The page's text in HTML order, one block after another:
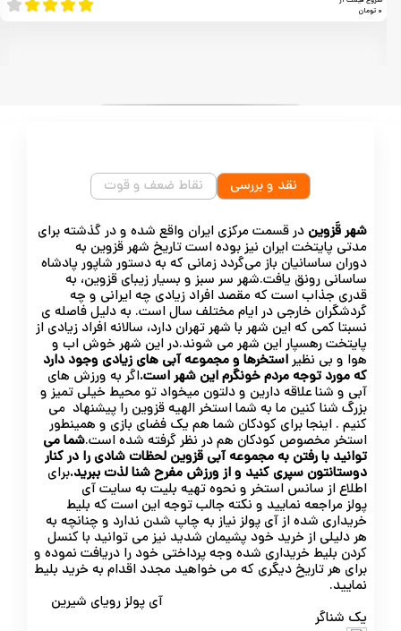
۰ تومان
نقد و بررسی نقاط ضعف و قوت
شهر قَزوین در قسمت مرکزی ایران واقع شده و در گذشته برای
مدتی پایتخت ایران نیز بوده‌ است تاریخ شهر قزوین به
دوران ساسانیان باز می‌گردد زمانی که به دستور شاپورپادشاه
ساسانی رونق یافت.شهر سر سبز و بسیار زیبای قزوین، به
قدری جذاب است که مقصد افراد زیادی چه ایرانی و چه
گردشگران خارجی در ایام مختلف سال است. به دلیل فاصله ی
نسبتا کمی که این شهر با شهر تهران دارد، سالانه افراد زیادی از
پایتخت رهسپار این شهر می شوند.در این شهر خوش اب و
هوا و بی نظیراستخرها و مجموعه آبی های زیادی وجود دارد
که مورد توجه مردم خونگرم این شهر است.اگر به ورزش های
آبی و شنا علاقه دارین و دلتون میخواد تو محیط خیلی تمیز و
بزرگ شنا کنین ما به شما استخر الهیه قزوین را پیشنهاد می
کنیم . اینجا برای کودکان شما هم یک فضای بازی و همینطور
استخر مخصوص کودکان هم در نظر گرفته شده است.شما می
توانید با رفتن به مجموعه آبی قزوین لحظات شادی را در کنار
دوستانتون سپری کنید و از ورزش مفرح شنا لذت ببرید.برای
اطلاع از سانس استخر و نحوه تهیه بلیت به سایت آی
پولز مراجعه نمایید و نکته جالب توجه این است که بلیط
خریداری شده از آی پولز نیاز به چاپ شدن ندارد و چنانچه به
هر دلیلی از خرید خود پشیمان شدید نیز می توانید با کنسل
کردن بلیط خریداری شده وجه پرداختی خود را دریافت نموده و
برای هر تاریخ دیگری که می خواهید مجدد اقدام به خرید بلیط
نمایید.
آی پولز رویای شیرین
یک شناگر